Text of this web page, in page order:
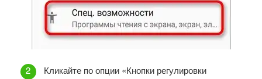
Кликайте по опции «Кнопки регулировки